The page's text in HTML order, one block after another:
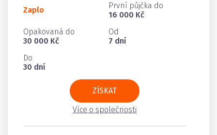
Zaplo
První půjčka do
16 000 Kč
Opakovaná do
30 000 Kč
Od
7 dní
Do
30 dní
ZÍSKAT
Více o společnosti